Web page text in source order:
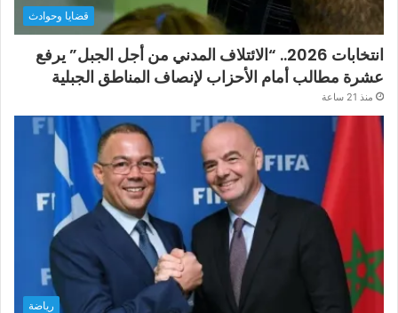
قضايا وحوادث
انتخابات 2026.. “الائتلاف المدني من أجل الجبل” يرفع
عشرة مطالب أمام الأحزاب لإنصاف المناطق الجبلية
منذ 21 ساعة
رياضة